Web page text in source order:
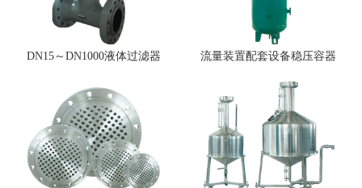
DN15～DN1000液体过滤器 流量装置配套设备稳压容器